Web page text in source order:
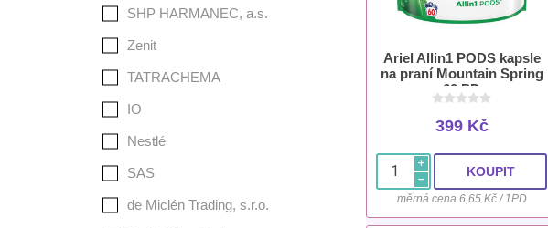
Ariel Allin1 PODS kapsle
na praní Mountain Spring
60 PD
399 Kč
i
h
měrná cena 6,65 Kč / 1PD
SHP HARMANEC, a.s.
Zenit
TATRACHEMA
IO
Nestlé
SAS
de Miclén Trading, s.r.o.